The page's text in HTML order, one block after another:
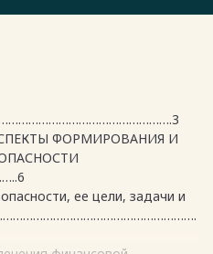
ФОРМИРОВАНИЯ И
ее цели, задачи и